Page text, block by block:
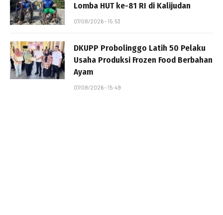
Lomba HUT ke-81 RI di Kalijudan
07/08/2026 - 15:53
DKUPP Probolinggo Latih 50 Pelaku
Usaha Produksi Frozen Food Berbahan
Ayam
07/08/2026 - 15:49